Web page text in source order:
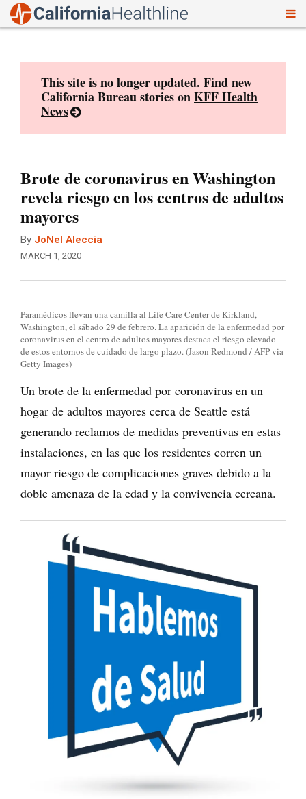
This site is no longer updated. Find new
California Bureau stories onKFF Health
News
Brote de coronavirus en Washington
revela riesgo en los centros de adultos
mayores
By JoNel Aleccia
MARCH 1, 2020
Paramédicos llevan una camilla al Life Care Center de Kirkland,
Washington, el sábado 29 de febrero. La aparición de la enfermedad por
coronavirus en el centro de adultos mayores destaca el riesgo elevado
de estos entornos de cuidado de largo plazo. (Jason Redmond / AFP via
Getty Images)
Un brote de la enfermedad por coronavirus en un
hogar de adultos mayores cerca de Seattle está
generando reclamos de medidas preventivas en estas
instalaciones, en las que los residentes corren un
mayor riesgo de complicaciones graves debido a la
doble amenaza de la edad y la convivencia cercana.